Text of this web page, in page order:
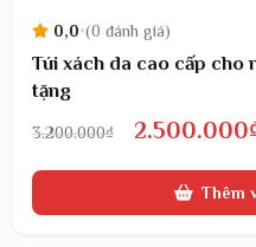
0,0•(0 đánh giá)
Túi xách da cao cấp cho
tặng
3.200.000₫
Giá
gốc
2.500.000
Thêm